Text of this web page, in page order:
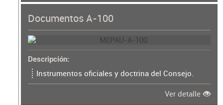
Documentos A-100
Descripción
Instrumentos oficiales y doctrina del Consejo.
Ver detalle